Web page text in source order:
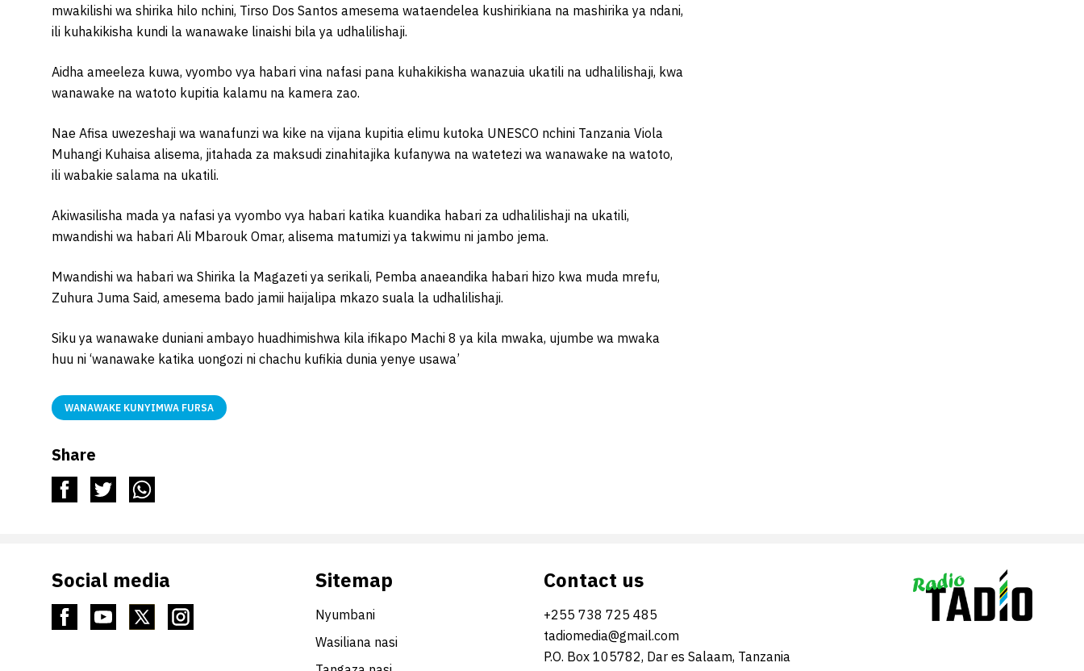
mwakilishi wa shirika hilo nchini, Tirso Dos Santos amesema wataendelea kushirikiana na mashirika ya ndani,
ili kuhakikisha kundi la wanawake linaishi bila ya udhalilishaji.
Aidha ameeleza kuwa, vyombo vya habari vina nafasi pana kuhakikisha wanazuia ukatili na udhalilishaji, kwa
wanawake na watoto kupitia kalamu na kamera zao.
Nae Afisa uwezeshaji wa wanafunzi wa kike na vijana kupitia elimu kutoka UNESCO nchini Tanzania Viola
Muhangi Kuhaisa alisema, jitahada za maksudi zinahitajika kufanywa na watetezi wa wanawake na watoto,
ili wabakie salama na ukatili.
Akiwasilisha mada ya nafasi ya vyombo vya habari katika kuandika habari za udhalilishaji na ukatili,
mwandishi wa habari Ali Mbarouk Omar, alisema matumizi ya takwimu ni jambo jema.
Mwandishi wa habari wa Shirika la Magazeti ya serikali, Pemba anaeandika habari hizo kwa muda mrefu,
Zuhura Juma Said, amesema bado jamii haijalipa mkazo suala la udhalilishaji.
Siku ya wanawake duniani ambayo huadhimishwa kila ifikapo Machi 8 ya kila mwaka, ujumbe wa mwaka
huu ni ‘wanawake katika uongozi ni chachu kufikia dunia yenye usawa’
WANAWAKE KUNYIMWA FURSA
Share
Social media Sitemap
Nyumbani
Wasiliana nasi
Contact us
+255 738 725 485
tadiomedia@gmail.com
P.O. Box 105782, Dar es Salaam, Tanzania